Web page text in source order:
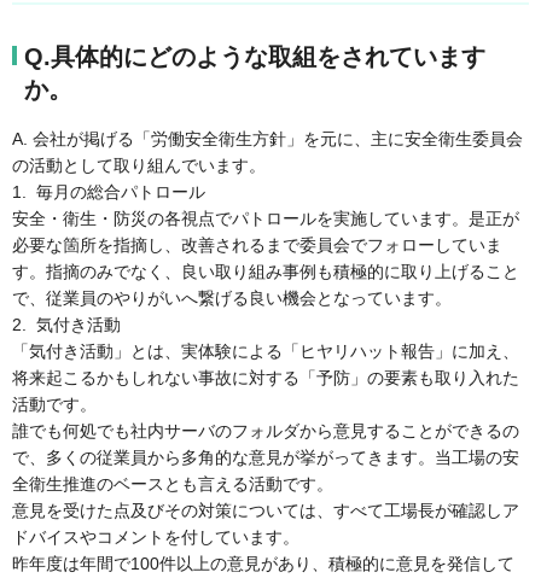
Q.具体的にどのような取組をされています
か。
A. 会社が掲げる「労働安全衛生方針」を元に、主に安全衛生委員会
の活動として取り組んでいます。
1. 毎月の総合パトロール
安全・衛生・防災の各視点でパトロールを実施しています。是正が
必要な箇所を指摘し、改善されるまで委員会でフォローしていま
す。指摘のみでなく、良い取り組み事例も積極的に取り上げること
で、従業員のやりがいへ繋げる良い機会となっています。
2. 気付き活動
「気付き活動」とは、実体験による「ヒヤリハット報告」に加え、
将来起こるかもしれない事故に対する「予防」の要素も取り入れた
活動です。
誰でも何処でも社内サーバのフォルダから意見することができるの
で、多くの従業員から多角的な意見が挙がってきます。当工場の安
全衛生推進のベースとも言える活動です。
意見を受けた点及びその対策については、すべて工場長が確認しア
ドバイスやコメントを付しています。
昨年度は年間で100件以上の意見があり、積極的に意見を発信して